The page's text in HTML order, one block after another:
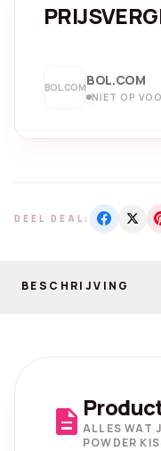
BOL.COMBOL.COM
NIET OP
DEEL DEAL:
BESCHRIJVING
description ALLES WAT
POWDER